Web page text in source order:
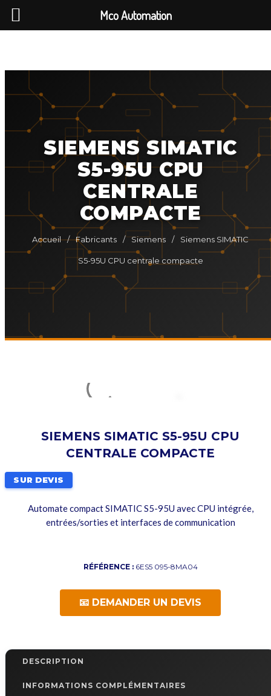
SIEMENS SIMATIC
S5-95U CPU
CENTRALE
COMPACTE
Accueil / Fabricants / Siemens / Siemens SIMATIC
S5-95U CPU centrale compacte
SIEMENS SIMATIC S5-95U CPU
CENTRALE COMPACTE
SUR DEVIS
Automate compact SIMATIC S5-95U avec CPU intégrée,
entrées/sorties et interfaces de communication
RÉFÉRENCE : 6ES5 095-8MA04
📧 DEMANDER UN DEVIS
DESCRIPTION
INFORMATIONS COMPLÉMENTAIRES
Mco Automation